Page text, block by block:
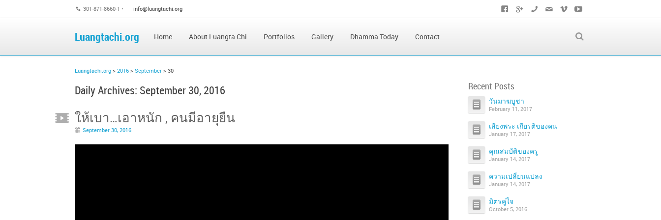
301-871-8660-1 • info@luangtachi.org
Luangtachi.org Home About Luangta Chi Portfolios Gallery Dhamma Today Contact
Luangtachi.org > 2016 > September > 30
Daily Archives: September 30, 2016
ให้เบา…เอาหนัก , คนมีอายุยืน
September 30, 2016
Recent Posts
วันมาฆบูชา
February 11, 2017
เสียงพระ เกียรติของคน
January 17, 2017
คุณสมบัติของครู
January 14, 2017
ความเปลี่ยนแปลง
January 14, 2017
มิตรคู่ใจ
October 5, 2016